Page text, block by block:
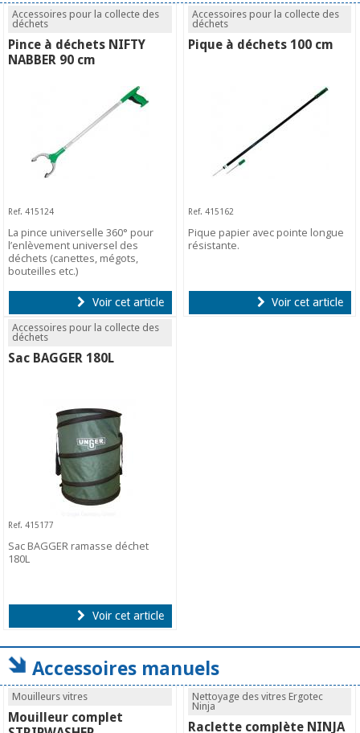
Accessoires pour la collecte des
déchets
Pince à déchets NIFTY
NABBER 90 cm
Ref. 415124
La pince universelle 360° pour
l’enlèvement universel des
déchets (canettes, mégots,
bouteilles etc.)
Voir cet article
Accessoires pour la collecte des
déchets
Pique à déchets 100 cm
Ref. 415162
Pique papier avec pointe longue
résistante.
Voir cet article
Accessoires pour la collecte des
déchets
Sac BAGGER 180L
Ref. 415177
Sac BAGGER ramasse déchet
180L
Voir cet article
Accessoires manuels
Mouilleurs vitres
Mouilleur complet
Nettoyage des vitres Ergotec
Ninja
Raclette complète NINJA